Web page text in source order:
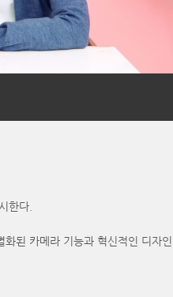
한다.
된 카메라 기능과 혁신적인 디자